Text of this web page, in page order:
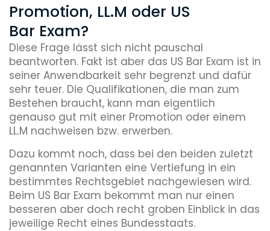
Promotion, LL.M oder US
Bar Exam?
Diese Frage lässt sich nicht pauschal
beantworten. Fakt ist aber das US Bar Exam ist in
seiner Anwendbarkeit sehr begrenzt und dafür
sehr teuer. Die Qualifikationen, die man zum
Bestehen braucht, kann man eigentlich
genauso gut mit einer Promotion oder einem
LL.M nachweisen bzw. erwerben.
Dazu kommt noch, dass bei den beiden zuletzt
genannten Varianten eine Vertiefung in ein
bestimmtes Rechtsgebiet nachgewiesen wird.
Beim US Bar Exam bekommt man nur einen
besseren aber doch recht groben Einblick in das
jeweilige Recht eines Bundesstaats.